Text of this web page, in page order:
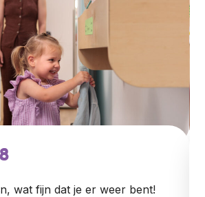
wat fijn dat je er weer bent!